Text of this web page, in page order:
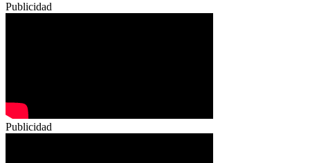
Publicidad
Publicidad